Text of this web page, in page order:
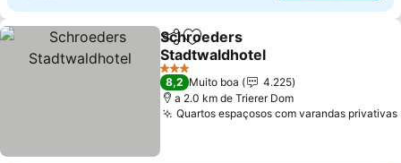
PartilharAdicionar aos favoritos
Schroeders
Stadtwaldhotel
Ver preços
3 Estrelas
8,2 Muito boa
4.225
a 2.0 km de Trierer Dom
Quartos espaçosos com varandas privativas